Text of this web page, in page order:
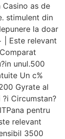
as de
stimulent din
la doar
| Este relevant
unul.500
Un c%
Gyrate al
Circumstan?
pentru
relevant
3500